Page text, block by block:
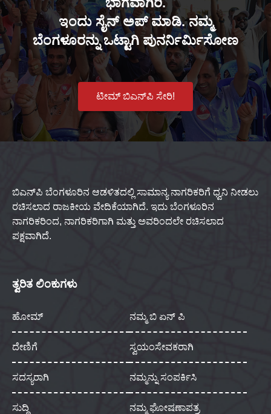
ಇಂದು ಸೈನ್ ಅಪ್ ಮಾಡಿ. ನಮ್ಮ
ಬೆಂಗಳೂರನ್ನು ಒಟ್ಟಾಗಿ ಪುನರ್ನಿರ್ಮಿಸೋಣ
ಟೀಮ್ ಬಿಎನ್‌ಪಿ ಸೇರಿ!
ಬಿಎನ್‌ಪಿ ಬೆಂಗಳೂರಿನ ಆಡಳಿತದಲ್ಲಿ ಸಾಮಾನ್ಯ ನಾಗರಿಕರಿಗೆ ಧ್ವನಿ ನೀಡಲು
ರಚಿಸಲಾದ ರಾಜಕೀಯ ವೇದಿಕೆಯಾಗಿದೆ. ಇದು ಬೆಂಗಳೂರಿನ
ನಾಗರಿಕರಿಂದ, ನಾಗರಿಕರಿಗಾಗಿ ಮತ್ತು ಅವರಿಂದಲೇ ರಚಿಸಲಾದ
ಪಕ್ಷವಾಗಿದೆ.
ತ್ವರಿತ ಲಿಂಕುಗಳು
ಹೋಮ್ ನಮ್ಮ ಬಿ ಏನ್ ಪಿ
ದೇಣಿಗೆ ಸ್ವಯಂಸೇವಕರಾಗಿ
ಸದಸ್ಯರಾಗಿ ನಮ್ಮನ್ನು ಸಂಪರ್ಕಿಸಿ
ಸುದ್ದಿ ನಮ್ಮ ಘೋಷಣಾಪತ್ರ